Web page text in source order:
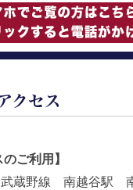
クセス
のご利用】
蔵野線 南越谷駅 南